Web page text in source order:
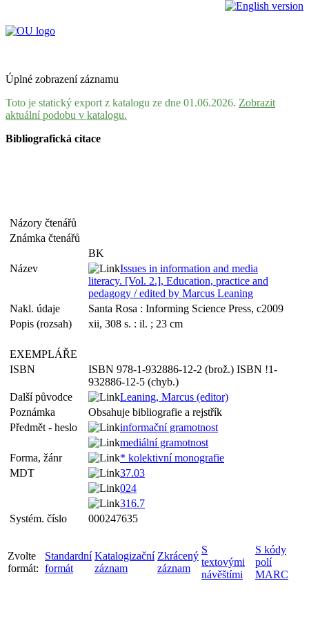
Úplné zobrazení záznamu
Toto je statický export z katalogu ze dne 01.06.2026. Zobrazit
aktuální podobu v katalogu.
Bibliografická citace
Názory čtenářů
Známka čtenářů
BK
Název
Issues in information and media
literacy. [Vol. 2.], Education, practice and
pedagogy / edited by Marcus Leaning
Nakl. údaje
Santa Rosa : Informing Science Press, c2009
Popis (rozsah)
xii, 308 s. : il. ; 23 cm
EXEMPLÁŘE
ISBN
ISBN 978-1-932886-12-2 (brož.) ISBN !1-
932886-12-5 (chyb.)
Další původce
Leaning, Marcus (editor)
Poznámka
Obsahuje bibliografie a rejstřík
Předmět - heslo
informační gramotnost
mediální gramotnost
Forma, žánr
* kolektivní monografie
MDT
37.03
024
316.7
Systém. číslo
000247635
Zvolte
formát:
Standardní
formát
Katalogizační
záznam
Zkrácený
záznam
S
textovými
návěštími
S kódy
polí
MARC